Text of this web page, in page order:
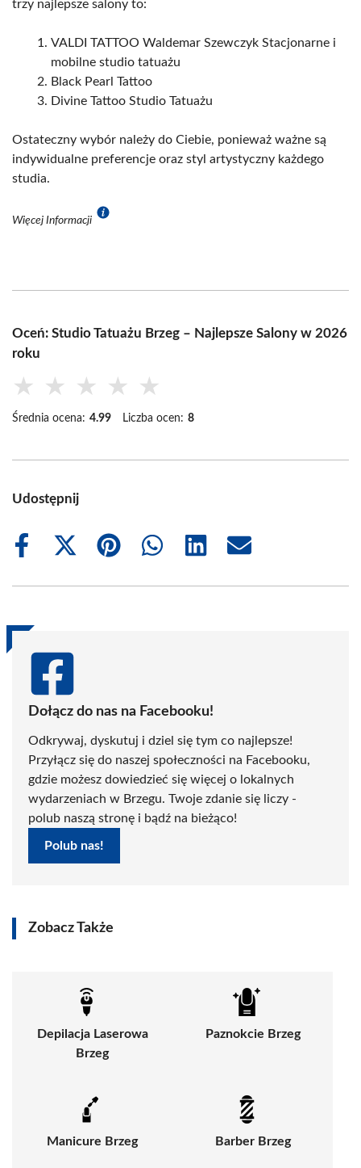
trzy najlepsze salony to:
VALDI TATTOO Waldemar Szewczyk Stacjonarne i
mobilne studio tatuażu
Black Pearl Tattoo
Divine Tattoo Studio Tatuażu
Ostateczny wybór należy do Ciebie, ponieważ ważne są
indywidualne preferencje oraz styl artystyczny każdego
studia.
Więcej Informacji
Oceń: Studio Tatuażu Brzeg – Najlepsze Salony w 2026
roku
★ ★ ★ ★ ★
Średnia ocena: 4.99 Liczba ocen: 8
Udostępnij
Share
Share
(Twitter)
Share
Share
Share
Share
Dołącz do nas na Facebooku!
Odkrywaj, dyskutuj i dziel się tym co najlepsze!
Przyłącz się do naszej społeczności na Facebooku,
gdzie możesz dowiedzieć się więcej o lokalnych
wydarzeniach w Brzegu. Twoje zdanie się liczy -
polub naszą stronę i bądź na bieżąco!
Polub nas!
Zobacz Także
Depilacja Laserowa
Brzeg
Paznokcie Brzeg
Manicure Brzeg Barber Brzeg